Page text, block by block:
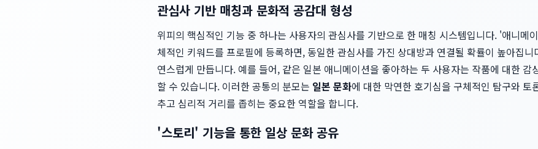
관심사 기반 매칭과 문화적 공감대 형성
위피의 핵심적인 기능 중 하나는 사용자의 관심사를 기반으로 한 매칭 시스템입니다. '애니
체적인 키워드를 프로필에 등록하면, 동일한 관심사를 가진 상대방과 연결될 확률이 높아집
연스럽게 만듭니다. 예를 들어, 같은 일본 애니메이션을 좋아하는 두 사용자는 작품에 대한 감
할 수 있습니다. 이러한 공통의 분모는 일본 문화에 대한 막연한 호기심을 구체적인 탐구와 토
추고 심리적 거리를 좁히는 중요한 역할을 합니다.
'스토리' 기능을 통한 일상 문화 공유